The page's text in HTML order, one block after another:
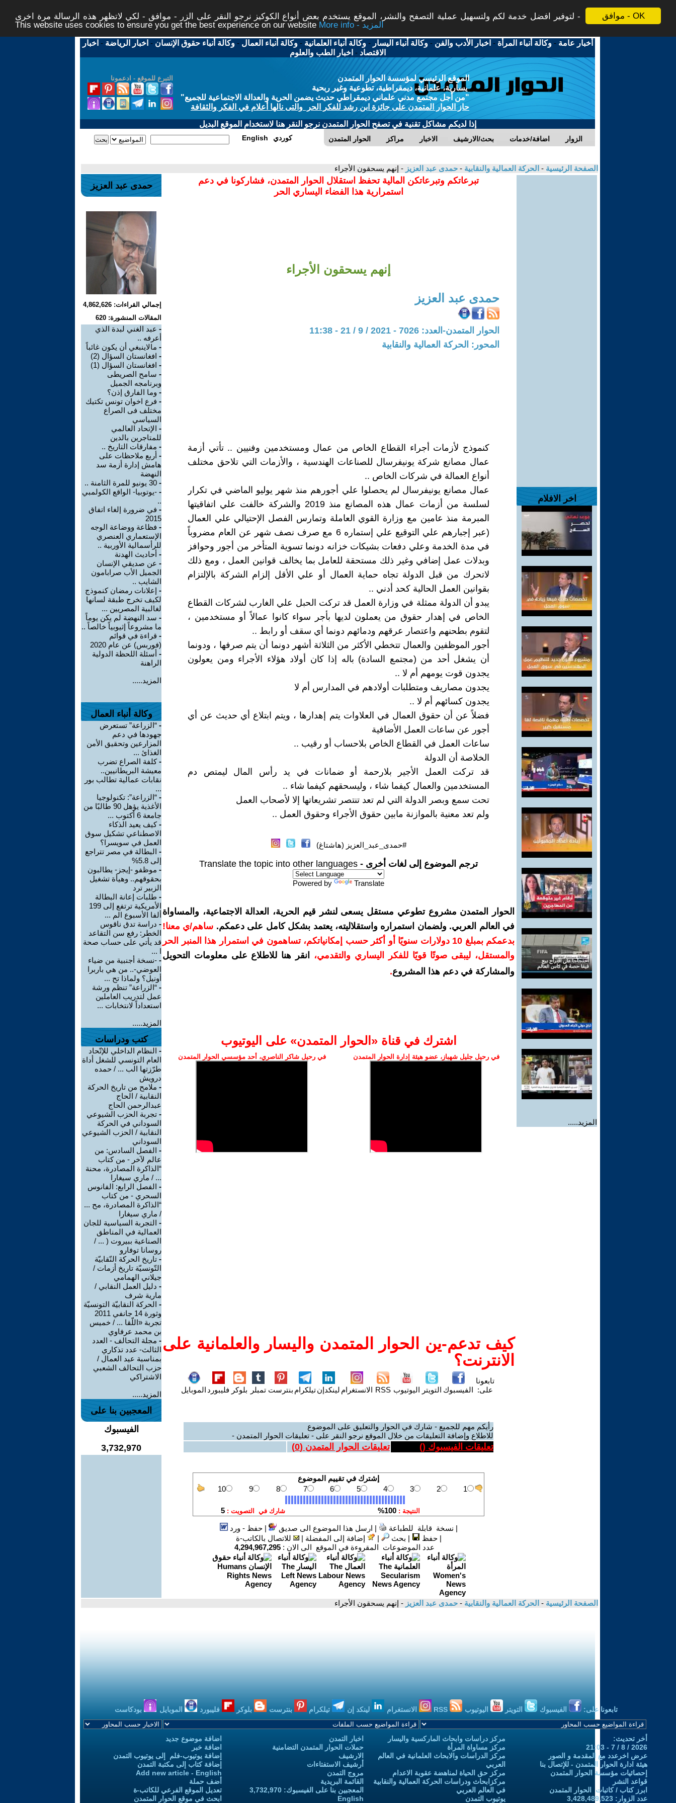
موافق - OK
لتوفير افضل خدمة لكم ولتسهيل عملية التصفح والنشر، الموقع يستخدم بعض أنواع الكوكيز نرجو النقر على الزر - موافق - لكي لاتظهر هذه الرسالة مرة اخرى -
This website uses cookies to ensure you get the best experience on our website
More info - المزيد
أخبار عامة -وكالة أنباء المرأة - اخبار الأدب والفن -وكالة أنباء اليسار -وكالة أنباء العلمانية -وكالة أنباء العمال -وكالة أنباء حقوق الإنسان - اخبار الرياضة - اخبار
الاقتصاد - اخبار الطب والعلوم
التبرع للموقع - ادعمونا
الموقع الرئيسي لمؤسسة الحوار المتمدن
يسارية، علمانية، ديمقراطية، تطوعية وغير ربحية
"من أجل مجتمع مدني علماني ديمقراطي حديث يضمن الحرية والعدالة الاجتماعية للجميع"
حاز الحوار المتمدن على جائزة ابن رشد للفكر الحر والتى نالها أعلام في الفكر والثقافة
إذا لديكم مشاكل تقنية في تصفح الحوار المتمدن نرجو النقر هنا لاستخدام الموقع البديل
الحوار المتمدن مراكز الاخبار بحث/الارشيف اضافة/خدمات الزوار English كوردي
الصفحة الرئيسية - الحركة العمالية والنقابية - حمدى عبد العزيز - إنهم يسحقون الأجراء
اخر الافلام
المزيد.....
تبرعاتكم وتبرعاتكن المالية تحفظ استقلال الحوار المتمدن، فشاركونا في دعم
استمرارية هذا الفضاء اليساري الحر
إنهم يسحقون الأجراء
حمدى عبد العزيز
الحوار المتمدن-العدد: 7026 - 2021 / 9 / 21 - 11:38
المحور: الحركة العمالية والنقابية
كنموذج لأزمات أجراء القطاع الخاص من عمال ومستخدمين وفنيين .. تأتي أزمة
عمال مصانع شركة يونيفرسال للصناعات الهندسية ، والأزمات التي تلاحق مختلف
أنواع العمالة في شركات الخاص ..
عمال مصانع يونيفرسال لم يحصلوا علي أجورهم منذ شهر يوليو الماضي في تكرار
لسلسة من أزمات عمال هذه المصانع منذ 2019 والشركة خالفت علي اتفاقيتها
المبرمة منذ عامين مع وزارة القوي العاملة وتمارس الفصل الإحتيالي علي العمال
(عبر إجبارهم علي التوقيع علي إستماره 6 مع صرف نصف شهر عن العام مضروباً
في مدة الخدمة وعلي دفعات بشيكات خزانه دونما تسوية المتأخر من أجور وحوافز
وبدلات عمل إضافي وغير ذلك مستحقة للعامل بما يخالف قوانين العمل ، ومع ذلك
لاتحرك من قبل الدولة تجاه حماية العمال أو علي الأقل إلزام الشركة بالإلتزام
بقوانين العمل الحالية كحد أدني ..
يبدو أن الدولة ممثلة في وزارة العمل قد تركت الحبل علي الغارب لشركات القطاع
الخاص في إهدار حقوق من يعملون لديها بأجر سواء كانوا عمالاً أو مستخدمين ،
لتقوم بطحنهم واعتصار عرقهم ودمائهم دونما أي سقف أو رابط ..
أجور الموظفين والعمال تتخطي الأكثر من الثلاثة أشهر دونما أن يتم صرفها ، ودونما
أن يشغل أحد من (مجتمع السادة) باله إذا كان أولاد هؤلاء الأجراء ومن يعولون
يجدون قوت يومهم أم لا ..
يجدون مصاريف ومتطلبات أولادهم في المدارس أم لا
يجدون كسائهم أم لا ..
فضلاً عن أن حقوق العمال في العلاوات يتم إهدارها ، ويتم ابتلاع أي حديث عن أي
أجور عن ساعات العمل الأضافية
ساعات العمل في القطاع الخاص بلاحساب أو رقيب ..
الخلاصة أن الدولة
قد تركت العمل الأجير بلارحمة أو ضمانات في يد رأس المال ليمتص دم
المستخدمين والعمال كيفما شاء ، وليسحقهم كيفما شاء ..
تحت سمع وبصر الدولة التي لم تعد تنتصر تشريعاتها إلا لأصحاب العمل
ولم تعد معنية بالموازنة مابين حقوق الأجراء وحقوق العمل ..
#حمدى_عبد_العزيز (هاشتاغ)
ترجم الموضوع إلى لغات أخرى - Translate the topic into other languages
Powered by Translate
الحوار المتمدن مشروع تطوعي مستقل يسعى لنشر قيم الحرية، العدالة الاجتماعية، والمساواة
في العالم العربي. ولضمان استمراره واستقلاليته، يعتمد بشكل كامل على دعمكم. ساهم/ي معنا!
بدعمكم بمبلغ 10 دولارات سنويًا أو أكثر حسب إمكانياتكم، تساهمون في استمرار هذا المنبر الحر
والمستقل، ليبقى صوتًا قويًا للفكر اليساري والتقدمي،
انقر هنا للاطلاع على معلومات التحويل
والمشاركة في دعم هذا المشروع.
اشترك في قناة ‫«الحوار المتمدن» على اليوتيوب
في رحيل جليل شهباز، عضو هيئة إدارة الحوار المتمدن في رحيل شاكر الناصري، أحد مؤسسي الحوار المتمدن
كيف تدعم-ين الحوار المتمدن واليسار والعلمانية على
الانترنت؟
تابعونا
على: الفيسبوك التويتر اليوتيوب RSS الانستغرام لينكدإنتيلكرام بنترست تمبلر بلوكر فليبورد الموبايل
رأيكم مهم للجميع - شارك في الحوار والتعليق على الموضوع
للاطلاع وإضافة التعليقات من خلال الموقع نرجو النقر على - تعليقات الحوار المتمدن -
تعليقات الفيسبوك () تعليقات الحوار المتمدن (0
)
| نسخة قابلة للطباعة | ارسل هذا الموضوع الى صديق |حفظ - ورد
|حفظ | بحث | إضافة إلى المفضلة |
للاتصال بالكاتب-ة
عدد الموضوعات المقروءة في الموقع الى الان : 4,294,967,295
حمدى عبد العزيز
إجمالي القراءات: 4,862,626
المقالات المنشورة: 620
- عبد الغني لبدة الذي
أعرفه ..
- مالاينبغي أن يكون غائباً
- افغانستان السؤال (2)
- افغانستان السؤال (1)
- سامح الصريطى
وبرنامجه الجميل
- وما الفارق إذن؟
- فرع اخوان تونس تكتيك
مختلف فى الصراع
السياسي
- الإتحاد العالمي
للمتاجرين بالدين
- مفارقات التاريخ ..
- أربع ملاحظات على
هامش إدارة أزمة سد
النهضة
- 30 يونيو للمرة الثامنة ..
- -يوتوبيا- الواقع الكولمبي
..
- في ضرورة إلغاء اتفاق
2015
- فظاعة ووضاعة الوجه
الإستعماري العنصري
للرأسمالية الأوربية ..
- أحاديث الهدنة
- عن صديقي الإنسان
الجميل الأب صرابامون
الشايب ..
- إعلانات رمضان كنموذج
لكيف تخرج طبقة لسانها
لغالبية المصريين ...
- سد النهضة لم يكن يوماً
ما مشروعاً إثيوبياً خالصاً ..
- قراءة في قوائم
(فوربس) عن عام 2020
- أسئلة اللحظة الدولية
الراهنة
المزيد.....
وكالة أنباء العمال
- “الزراعة” تستعرض
جهودها في دعم
المزارعين وتحقيق الأمن
الغذائ ...
-كلفة الصراع تضرب
معيشة البريطانيين..
نقابات عمالية تطالب بور
...
- “الزراعة”: تكنولوجيا
الأغذية يؤهل 90 طالبًا من
جامعة 6 أكتوب ...
-كيف يعيد الذكاء
الاصطناعي تشكيل سوق
العمل في سويسرا؟
- البطالة في مصر تتراجع
إلى 5.8%
- موظفو -إيجز- يطالبون
بحقوقهم.. وهيأة تشغيل
الزبير ترد
- طلبات إعانة البطالة
الأمريكية ترتفع إلى 199
ألفا الأسبوع الم ...
- دراسة تدق ناقوس
الخطر: رفع سن التقاعد
قد يأتي على حساب صحة
ا ...
- -نسخة أجنبية من ضياء
العوضي-.. من هي باربرا
أونيل؟ ولماذا تح ...
- “الزراعة” تنظم ورشة
عمل لتدريب العاملين
استعداداً لانتخابات ...
المزيد.....
كتب ودراسات
- النظام الداخلي للإتّحاد
العام التونسي للشغل أداة
طرّزتها الب ... / حمده
درويش
- ملامح من تاريخ الحركة
النقابية / الحاج
عبدالرحمن الحاج
- تجربة الحزب الشيوعي
السوداني في الحركة
النقابية / الحزب الشيوعي
السوداني
- الفصل السادس: من
عالم لآخر - من كتاب
“الذاكرة المصادرة، محنة
... / ماري سيغارا
- الفصل الرابع: الفانوس
السحري - من كتاب
“الذاكرة المصادرة، مح ...
/ ماري سيغارا
- التجربة السياسية للجان
العمالية في المناطق
الصناعية ببيروت ( ... /
روسانا توفارو
- تاريخ الحركة النّقابيّة
التّونسيّة تاريخ أزمات /
جيلاني الهمامي
- دليل العمل النقابي /
مارية شرف
- الحركة النقابيّة التونسيّة
وثورة 14 جانفي 2011
تجربة «اللّقا ... / خميس
بن محمد عرفاوي
- مجلة التحالف - العدد
الثالث- عدد تذكاري
بمناسبة عيد العمال /
حزب التحالف الشعبي
الاشتراكي
المزيد.....
المعجبين بنا على
الفيسبوك
3,732,970
الصفحة الرئيسية - الحركة العمالية والنقابية - حمدى عبد العزيز - إنهم يسحقون الأجراء
تابعونا على: الفيسبوك التويتر اليوتيوب الانستغرام لينكد إن تيلكرام بنترست بلوكر فليبورد الموبايل بودكاست
أخر تحديث:
2026 / 8 / 7 - 21:03
عرض اخرعدد مع المقدمة و الصور
هيئة ادارة الحوار المتمدن - للإتصال بنا
إحصائيات مؤسسة الحوار المتمدن
قواعد النشر
ابرز كتاب / كاتبات الحوار المتمدن
عدد الزوار: 3,428,489,523
مركز دراسات وابحاث الماركسية واليسار
مركز مساواة المرأة
مركز الدراسات والابحاث العلمانية في العالم
العربي
مركز حق الحياة لمناهضة عقوبة الاعدام
مركزابحاث ودراسات الحركة العمالية والنقابية
في العالم العربي
يوتيوب التمدن
اخبار التمدن
حملات الحوار المتمدن التضامنية
الارشيف
أرشيف الاستفتاءات
مروج التمدن
القائمة البريدية
المعجبين بنا على الفيسبوك: 3,732,970
English
اضافة موضوع جديد
اضافة خبر
إضافة يوتيوب-فلم إلى يوتيوب التمدن
إضافة كتاب إلى مكتبة التمدن
Add new article - English
أضف حملة
تعديل الموقع الفرعي للكاتب-ة
ابحث في موقع الحوار المتمدن